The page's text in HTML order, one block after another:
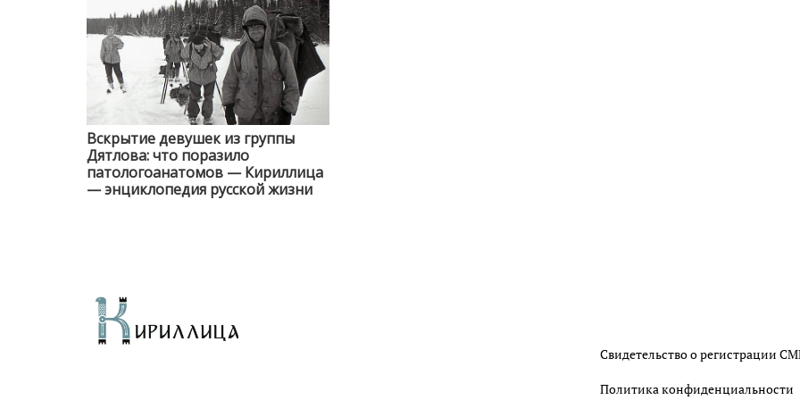
Вскрытие девушек из группы
Дятлова: что поразило
патологоанатомов — Кириллица
— энциклопедия русской жизни
Свидетельство о регистрации
Политика конфиденциальности